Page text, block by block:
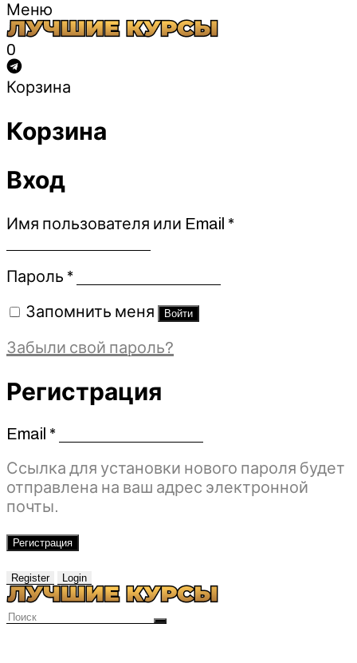
Меню
0
Корзина
Корзина
Вход
Имя пользователя или Email *Обязательно
Пароль *Обязательно
Запомнить меня Войти
Забыли свой пароль?
Регистрация
Email *Обязательно
Ссылка для установки нового пароля будет
отправлена ​​на ваш адрес электронной
почты.
Регистрация
Register Login